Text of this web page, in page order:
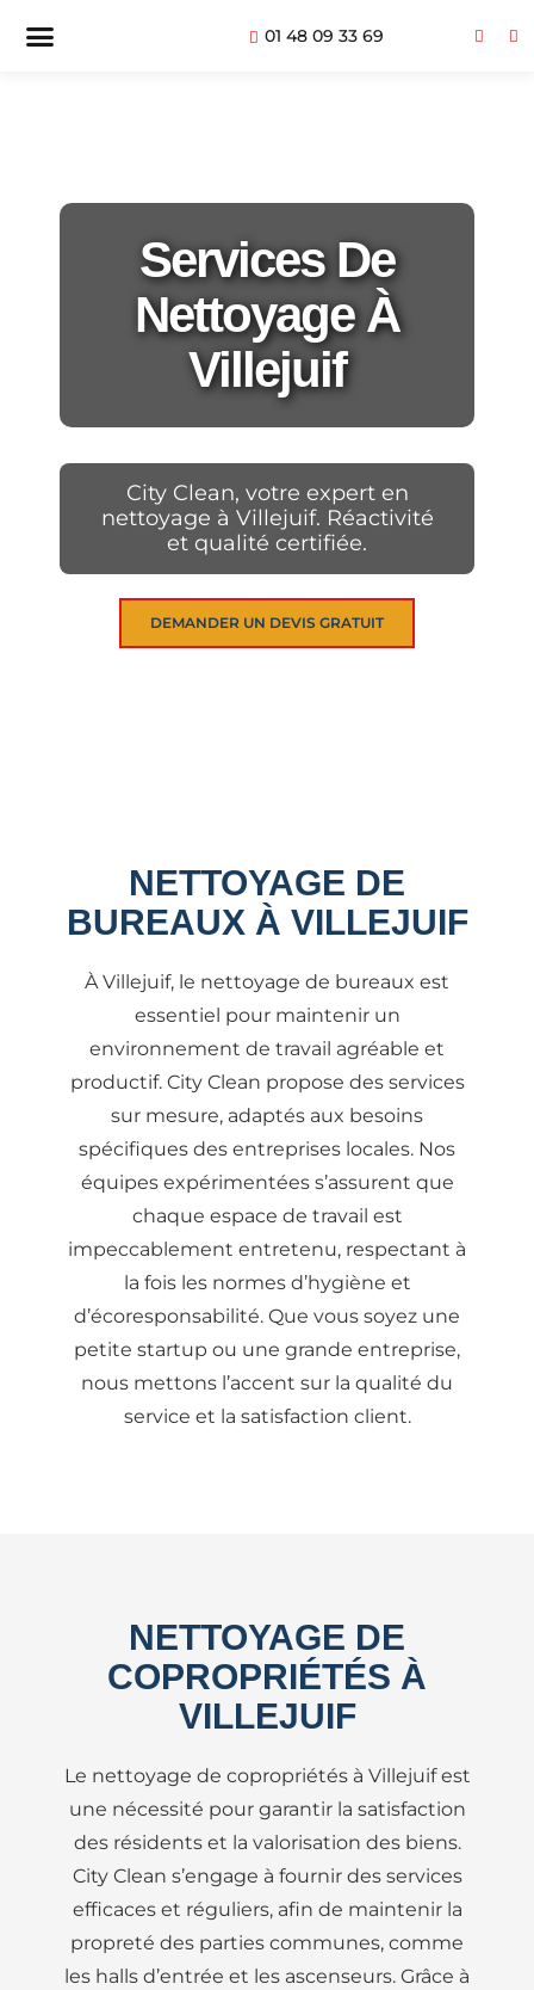
01 48 09 33 69
Services De
Nettoyage À
Villejuif
City Clean, votre expert en
nettoyage à Villejuif. Réactivité
et qualité certifiée.
DEMANDER UN DEVIS GRATUIT
NETTOYAGE DE
BUREAUX À VILLEJUIF
À Villejuif, le nettoyage de bureaux est
essentiel pour maintenir un
environnement de travail agréable et
productif. City Clean propose des services
sur mesure, adaptés aux besoins
spécifiques des entreprises locales. Nos
équipes expérimentées s’assurent que
chaque espace de travail est
impeccablement entretenu, respectant à
la fois les normes d’hygiène et
d’écoresponsabilité. Que vous soyez une
petite startup ou une grande entreprise,
nous mettons l’accent sur la qualité du
service et la satisfaction client.
NETTOYAGE DE
COPROPRIÉTÉS À
VILLEJUIF
Le nettoyage de copropriétés à Villejuif est
une nécessité pour garantir la satisfaction
des résidents et la valorisation des biens.
City Clean s’engage à fournir des services
efficaces et réguliers, afin de maintenir la
propreté des parties communes, comme
les halls d’entrée et les ascenseurs. Grâce à